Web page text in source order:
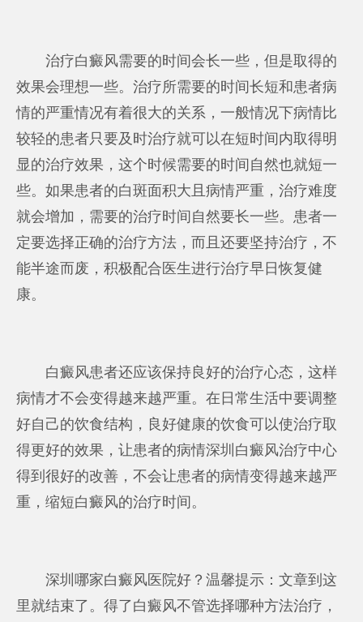
治疗白癜风需要的时间会长一些，但是取得的
效果会理想一些。治疗所需要的时间长短和患者病
情的严重情况有着很大的关系，一般情况下病情比
较轻的患者只要及时治疗就可以在短时间内取得明
显的治疗效果，这个时候需要的时间自然也就短一
些。如果患者的白斑面积大且病情严重，治疗难度
就会增加，需要的治疗时间自然要长一些。患者一
定要选择正确的治疗方法，而且还要坚持治疗，不
能半途而废，积极配合医生进行治疗早日恢复健
康。
白癜风患者还应该保持良好的治疗心态，这样
病情才不会变得越来越严重。在日常生活中要调整
好自己的饮食结构，良好健康的饮食可以使治疗取
得更好的效果，让患者的病情深圳白癜风治疗中心
得到很好的改善，不会让患者的病情变得越来越严
重，缩短白癜风的治疗时间。
深圳哪家白癜风医院好？温馨提示：文章到这
里就结束了。得了白癜风不管选择哪种方法治疗，